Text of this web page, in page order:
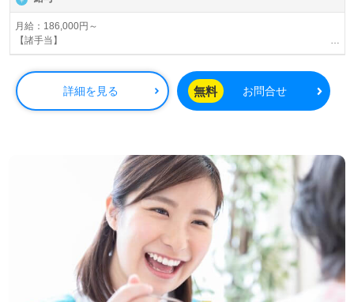
月給：186,000円～
【諸手当】
介護福祉士手当10,000円、
夜勤手当2,500円／円（月4～5回）
資格手当
リーダー手当10,000円
サブリーダー手当3,000円
詳細を見る 無料 お問合せ